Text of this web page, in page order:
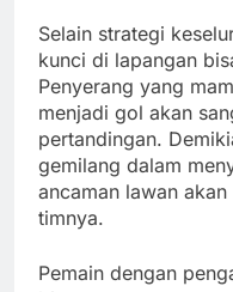
Selain strategi
kunci di lapangan
Penyerang yang
menjadi gol akan
pertandingan.
gemilang dalam
ancaman lawan
timnya.
Pemain dengan